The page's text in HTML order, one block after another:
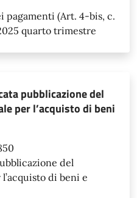
pagamenti (Art. 4-bis, c.
quarto trimestre
pubblicazione del
per l’acquisto di beni
del
di beni e